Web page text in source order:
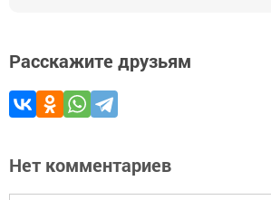
Расскажите друзьям
Нет комментариев